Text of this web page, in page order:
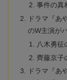
事件の真
ドラマ『あ
のW主演が
八木勇征
齊藤京子
ドラマ『あ